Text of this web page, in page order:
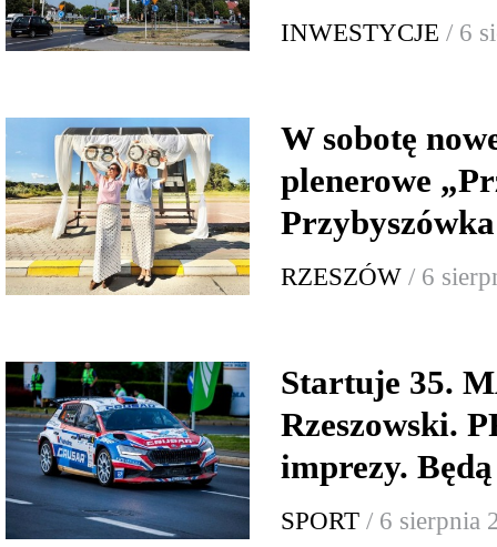
INWESTYCJE / 6
W sobotę
plenerowe
RZESZÓW / 6
Startuje 35.
Rzeszowski.
imprezy.
SPORT / 6 sierpnia